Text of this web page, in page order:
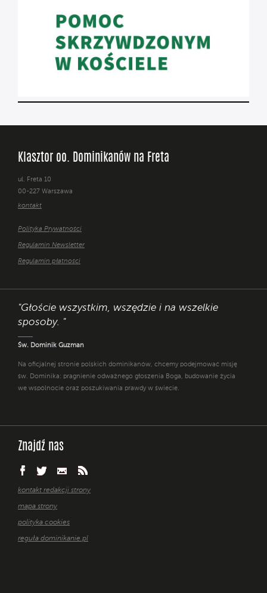
Klasztor oo. Dominikanów na Freta
ul. Freta 10
00-227 Warszawa
kontakt
Polityka Prywatności
Regulamin Newsletter
Regulamin płatności
"Głoście wszystkim, wszędzie i na wszelkie
sposoby. "
Św. Dominik Guzman
Na oficjalnej stronie polskich dominikanów, chcemy podejmować misję
św. Dominika: pragnienie odważnego głoszenia Boga, budowanie życia
we wspólnocie oraz poszukiwania prawdy w świecie.
Znajdź nas
kontakt redakcji strony
mapa strony
polityka cookies
reguła dominikanie.pl